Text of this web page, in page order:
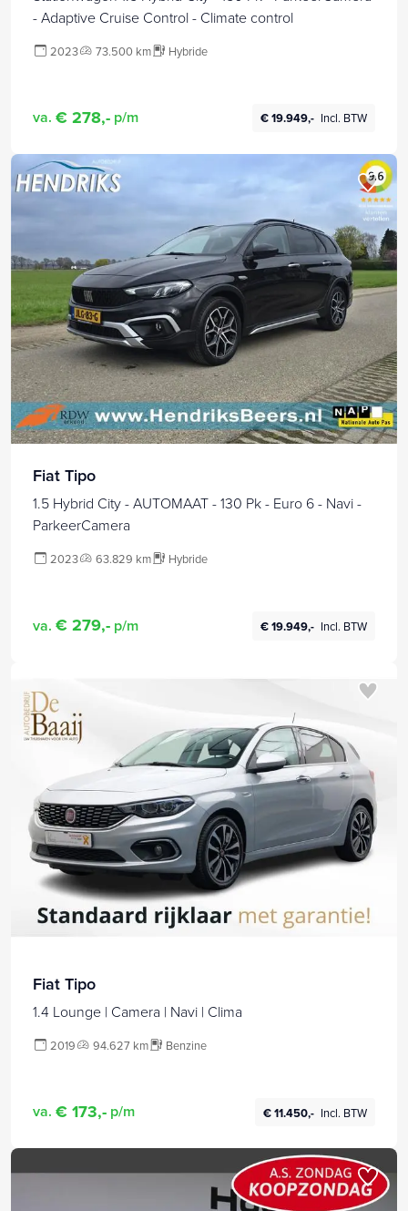
- Adaptive Cruise Control - Climate control
2023 73.500 km Hybride
va. € 278,- p/m € 19.949,- Incl. BTW
Fiat Tipo
1.5 Hybrid City - AUTOMAAT - 130 Pk - Euro 6 - Navi -
ParkeerCamera
2023 63.829 km Hybride
va. € 279,- p/m € 19.949,- Incl. BTW
Fiat Tipo
1.4 Lounge | Camera | Navi | Clima
2019 94.627 km Benzine
va. € 173,- p/m € 11.450,- Incl. BTW